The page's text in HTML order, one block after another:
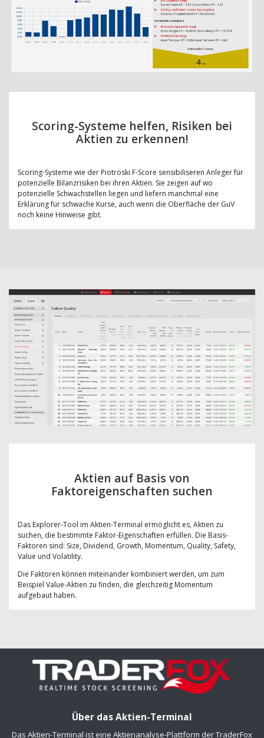
Scoring-Systeme helfen, Risiken bei
Aktien zu erkennen!
Scoring-Systeme wie der Piotroski F-Score sensibiliseren Anleger für
potenzielle Bilanzrisiken bei ihren Aktien. Sie zeigen auf wo
potenzielle Schwachstellen liegen und liefern manchmal eine
Erklärung für schwache Kurse, auch wenn die Oberfläche der GuV
noch keine Hinweise gibt.
Aktien auf Basis von
Faktoreigenschaften suchen
Das Explorer-Tool im Aktien-Terminal ermöglicht es, Aktien zu
suchen, die bestimmte Faktor-Eigenschaften erfüllen. Die Basis-
Faktoren sind: Size, Dividend, Growth, Momentum, Quality, Safety,
Value und Volatility.
Die Faktoren können miteinander kombiniert werden, um zum
Beispiel Value-Aktien zu finden, die gleichzeitig Momentum
aufgebaut haben.
Über das Aktien-Terminal
Das Aktien-Terminal ist eine Aktienanalyse-Plattform der TraderFox